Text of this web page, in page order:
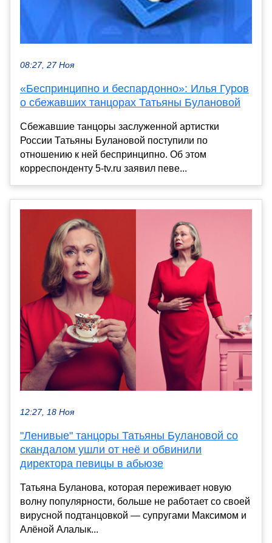
08:27, 27 Ноя
«Беспринципно и беспардонно»: Илья Гуров
о сбежавших танцорах Татьяны Булановой
Сбежавшие танцоры заслуженной артистки
России Татьяны Булановой поступили по
отношению к ней беспринципно. Об этом
корреспонденту 5-tv.ru заявил певе...
12:27, 18 Ноя
"Ленивые" танцоры Татьяны Булановой со
скандалом ушли от неё и обвинили
директора певицы в абьюзе
Татьяна Буланова, которая переживает новую
волну популярности, больше не работает со своей
вирусной подтанцовкой — супругами Максимом и
Алёной Алалык...